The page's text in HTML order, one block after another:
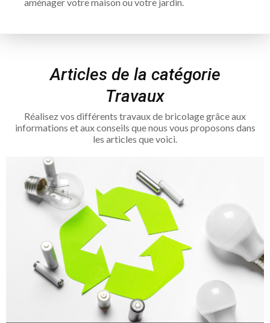
Articles de la catégorie
Travaux
Réalisez vos différents travaux de bricolage grâce aux
informations et aux conseils que nous vous proposons dans
les articles que voici.